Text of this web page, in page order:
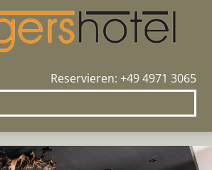
Reservieren: +49 4971 3065